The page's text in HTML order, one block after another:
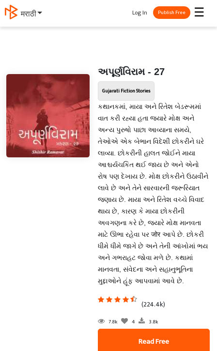
मराठी ☰
Log In Publish Free
અપૂર્ણવિરામ - 27
Gujarati Fiction Stories
કથાનકમાં, માયા અને રિતેશ બેડરૂમમાં
વાત કરી રહ્યા હતા જ્યારે મોક્ષ અને
અન્ય પુરુષો પાછા આવ્યાના સમયે,
તેઓએ એક બેભાન વિદેશી છોકરીને ઘરે
લાવ્યા. છોકરીની હાલત જોઈને માયા
આશ્ચર્યચકિત થઈ જાય છે અને એનો
રોષ પણ દેખાય છે. મોક્ષ છોકરીને ઉઠાવીને
લાવે છે અને તેને સારવારની જરૂરિયાત
જણાય છે. માયા અને રિતેશ વચ્ચે વિવાદ
થાય છે, કારણ કે માયા છોકરીની
અવગણના કરે છે, જ્યારે મોક્ષ માનવતા
માટે ઊભા રહેવા પર जोर આપે છે. છોકરી
ધીમે ધીમે જાગે છે અને તેની આંખોમાં ભય
અને ગભરાહટ જોવા મળે છે. કથામાં
માનવતા, સંવેદના અને સહાનુભૂતિના
મુદ્દાઓને હૂંફ આપવામાં આવે છે.
(224.4k)
7.8k 4 3.8k
Read Free